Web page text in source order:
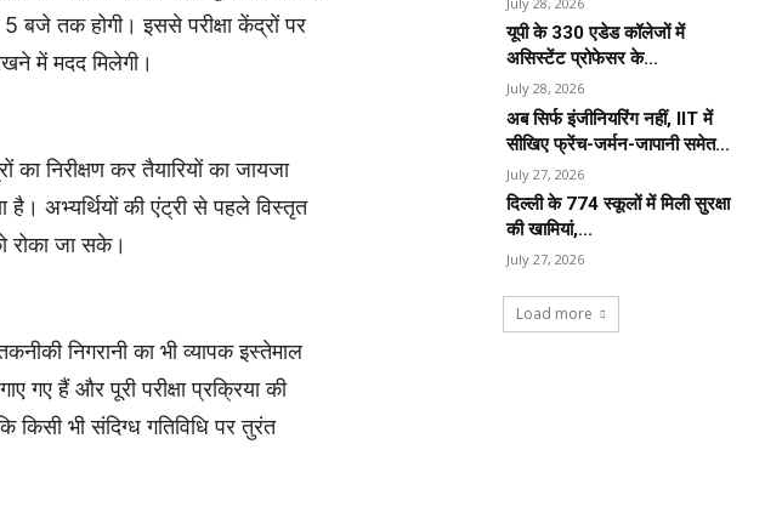
बजे तक होगी। इससे परीक्षा केंद्रों पर
में मदद मिलेगी।
का निरीक्षण कर तैयारियों का जायजा
है। अभ्यर्थियों की एंट्री से पहले विस्तृत
रोका जा सके।
निगरानी का भी व्यापक इस्तेमाल
गए हैं और पूरी परीक्षा प्रक्रिया की
किसी भी संदिग्ध गतिविधि पर तुरंत
यूपी के 330 एडेड कॉलेजों में
असिस्टेंट प्रोफेसर के...
July 28, 2026
अब सिर्फ इंजीनियरिंग नहीं, IIT में
सीखिए फ्रेंच-जर्मन-जापानी समेत...
July 27, 2026
दिल्ली के 774 स्कूलों में मिली सुरक्षा
की खामियां,...
July 27, 2026
Load more